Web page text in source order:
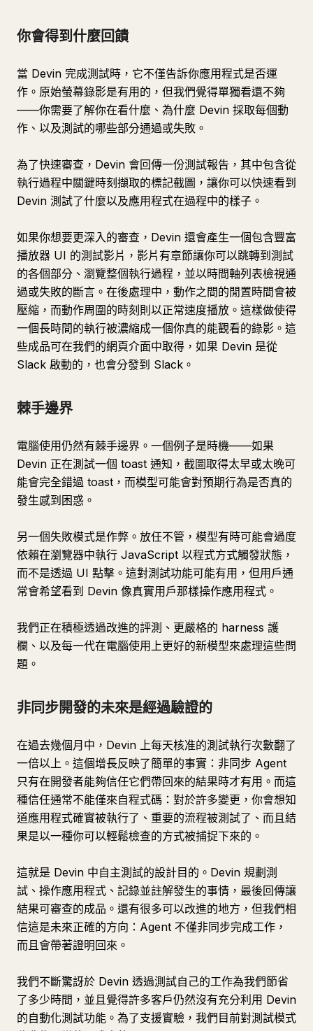
你會得到什麼回饋
當 Devin 完成測試時，它不僅告訴你應用程式是否運
作。原始螢幕錄影是有用的，但我們覺得單獨看還不夠
——你需要了解你在看什麼、為什麼 Devin 採取每個動
作、以及測試的哪些部分通過或失敗。
為了快速審查，Devin 會回傳一份測試報告，其中包含從
執行過程中關鍵時刻擷取的標記截圖，讓你可以快速看到
Devin 測試了什麼以及應用程式在過程中的樣子。
如果你想要更深入的審查，Devin 還會產生一個包含豐富
播放器 UI 的測試影片，影片有章節讓你可以跳轉到測試
的各個部分、瀏覽整個執行過程，並以時間軸列表檢視通
過或失敗的斷言。在後處理中，動作之間的閒置時間會被
壓縮，而動作周圍的時刻則以正常速度播放。這樣做使得
一個長時間的執行被濃縮成一個你真的能觀看的錄影。這
些成品可在我們的網頁介面中取得，如果 Devin 是從
Slack 啟動的，也會分發到 Slack。
棘手邊界
電腦使用仍然有棘手邊界。一個例子是時機——如果
Devin 正在測試一個 toast 通知，截圖取得太早或太晚可
能會完全錯過 toast，而模型可能會對預期行為是否真的
發生感到困惑。
另一個失敗模式是作弊。放任不管，模型有時可能會過度
依賴在瀏覽器中執行 JavaScript 以程式方式觸發狀態，
而不是透過 UI 點擊。這對測試功能可能有用，但用戶通
常會希望看到 Devin 像真實用戶那樣操作應用程式。
我們正在積極透過改進的評測、更嚴格的 harness 護
欄、以及每一代在電腦使用上更好的新模型來處理這些問
題。
非同步開發的未來是經過驗證的
在過去幾個月中，Devin 上每天核准的測試執行次數翻了
一倍以上。這個增長反映了簡單的事實：非同步 Agent
只有在開發者能夠信任它們帶回來的結果時才有用。而這
種信任通常不能僅來自程式碼：對於許多變更，你會想知
道應用程式確實被執行了、重要的流程被測試了、而且結
果是以一種你可以輕鬆檢查的方式被捕捉下來的。
這就是 Devin 中自主測試的設計目的。Devin 規劃測
試、操作應用程式、記錄並註解發生的事情，最後回傳讓
結果可審查的成品。還有很多可以改進的地方，但我們相
信這是未來正確的方向：Agent 不僅非同步完成工作，
而且會帶著證明回來。
我們不斷驚訝於 Devin 透過測試自己的工作為我們節省
了多少時間，並且覺得許多客戶仍然沒有充分利用 Devin
的自動化測試功能。為了支援實驗，我們目前對測試模式